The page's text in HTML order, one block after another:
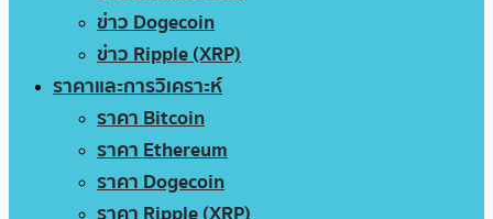
ข่าว Dogecoin
ข่าว Ripple (XRP)
ราคาและการวิเคราะห์
ราคา Bitcoin
ราคา Ethereum
ราคา Dogecoin